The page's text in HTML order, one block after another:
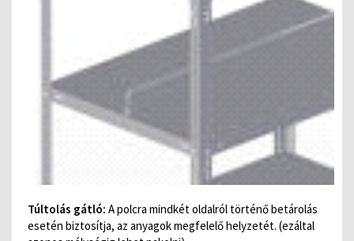
Túltolás gátló: A polcra mindkét oldalról történő betárolás
esetén biztosítja, az anyagok megfelelő helyzetét. (ezáltal